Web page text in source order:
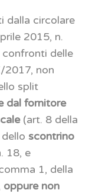
dalla circolare
2015, n.
delle
2017, non
split
dal fornitore
(art. 8 della
scontrino
18, e
1, della
oppure non